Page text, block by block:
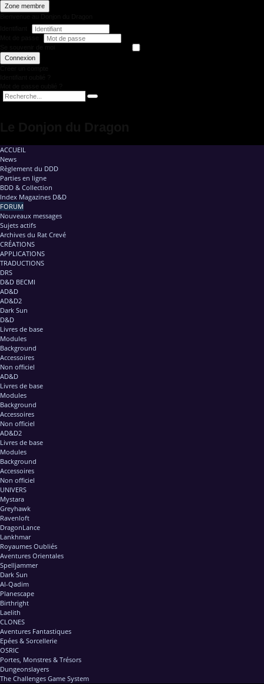
Zone membre
Connexion
ACCUEIL
News
Règlement du DDD
Parties en ligne
BDD & Collection
Index Magazines D&D
FORUM
Nouveaux messages
Sujets actifs
Archives du Rat Crevé
CRÉATIONS
APPLICATIONS
TRADUCTIONS
DRS
D&D BECMI
AD&D
AD&D2
Dark Sun
D&D
Livres de base
Modules
Background
Accessoires
Non officiel
AD&D
Livres de base
Modules
Background
Accessoires
Non officiel
AD&D2
Livres de base
Modules
Background
Accessoires
Non officiel
UNIVERS
Mystara
Greyhawk
Ravenloft
DragonLance
Lankhmar
Royaumes Oubliés
Aventures Orientales
Spelljammer
Dark Sun
Al-Qadim
Planescape
Birthright
Laelith
CLONES
Aventures Fantastiques
Epées & Sorcellerie
OSRIC
Portes, Monstres & Trésors
Dungeonslayers
The Challenges Game System